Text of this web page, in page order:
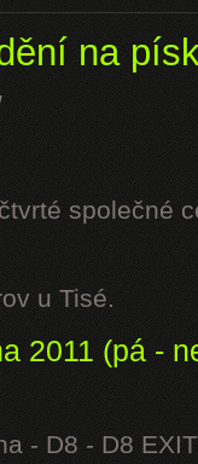
na
společné
u Tisé.
2011 (pá -
- D8 - D8